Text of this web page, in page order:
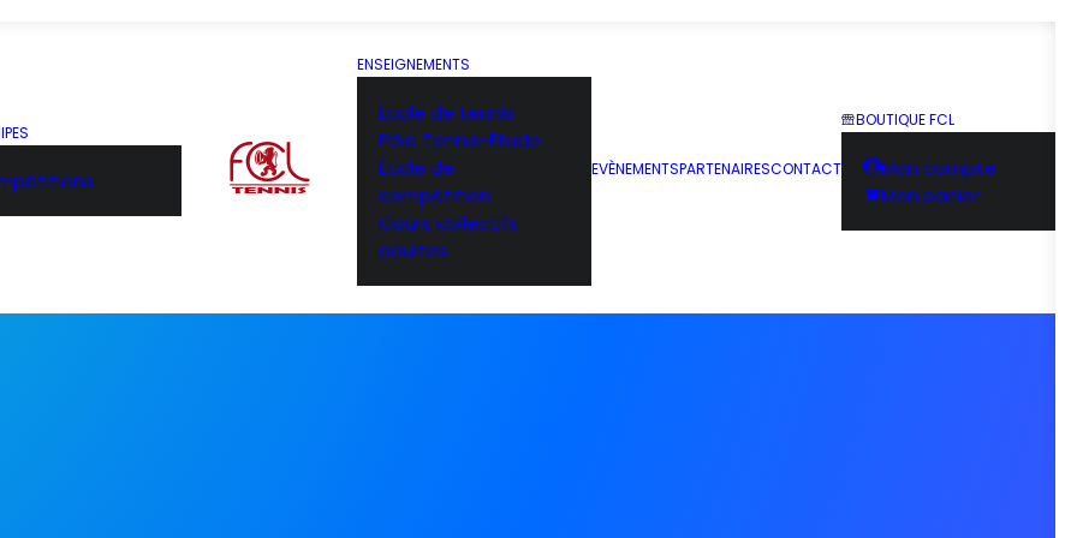
ENSEIGNEMENTS
École de tennis
Pôle Tennis-Étude
École de
compétition
Cours collectifs
adultes
EVÈNEMENTSPARTENAIRESCONTACT
BOUTIQUE FCL
Mon compte
Mon panier